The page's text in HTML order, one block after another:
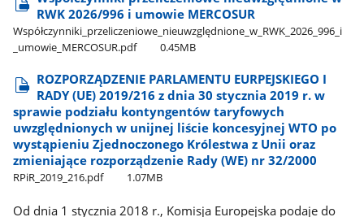
RWK 2026/996 i umowie MERCOSUR
Współczynniki​_przeliczeniowe​_nieuwzględnione​_w​_RWK​_2026​_996​_i​
_umowie​_MERCOSUR.pdf
0.45MB
ROZPORZĄDZENIE PARLAMENTU EURPEJSKIEGO I
RADY (UE) 2019/216 z dnia 30 stycznia 2019 r. w
sprawie podziału kontyngentów taryfowych
uwzględnionych w unijnej liście koncesyjnej WTO po
wystąpieniu Zjednoczonego Królestwa z Unii oraz
zmieniające rozporządzenie Rady (WE) nr 32/2000
RPiR​_2019​_216.pdf 1.07MB
Od dnia 1 stycznia 2018 r., Komisja Europejska podaje do